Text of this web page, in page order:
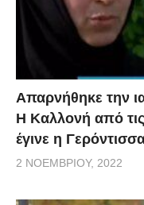
Απαρνήθηκε την
Η Καλλονή από
έγινε η
2 ΝΟΕΜΒΡΊΟΥ, 2022